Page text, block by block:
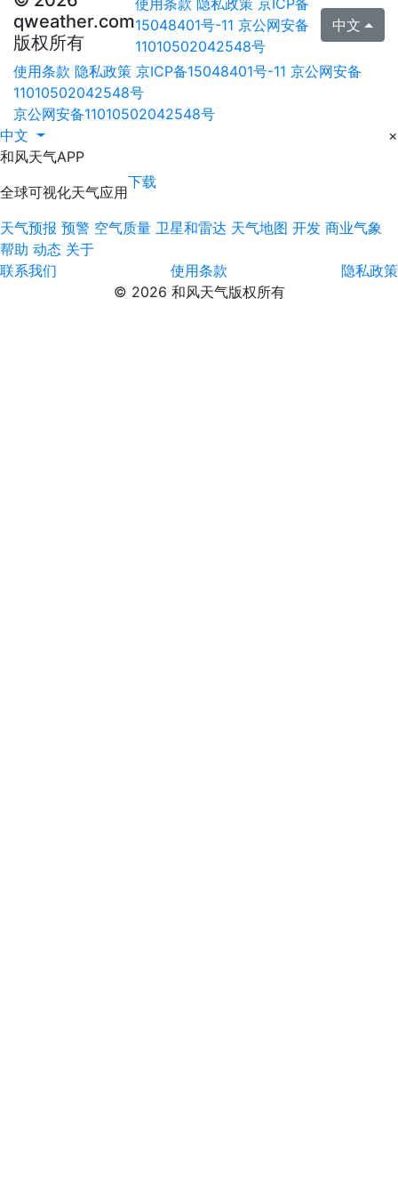
qweather.com
版权所有
使用条款 隐私政策 京ICP备
15048401号-11 京公网安备
11010502042548号
中文
使用条款 隐私政策 京ICP备15048401号-11 京公网安备
11010502042548号
京公网安备11010502042548号
中文
×
和风天气APP
全球可视化天气应用
下载
天气预报 预警 空气质量 卫星和雷达 天气地图 开发 商业气象
帮助 动态 关于
联系我们
使用条款
隐私政策
© 2026 和风天气版权所有